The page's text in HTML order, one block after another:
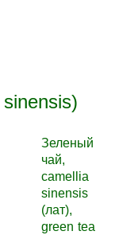
Зеленый
чай,
camellia
sinensis
(лат),
green tea